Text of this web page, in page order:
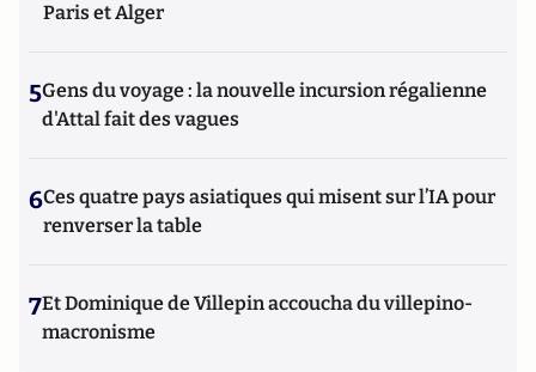
Paris et Alger
5Gens du voyage : la nouvelle incursion régalienne
d'Attal fait des vagues
6Ces quatre pays asiatiques qui misent sur l’IA pour
renverser la table
7Et Dominique de Villepin accoucha du villepino-
macronisme